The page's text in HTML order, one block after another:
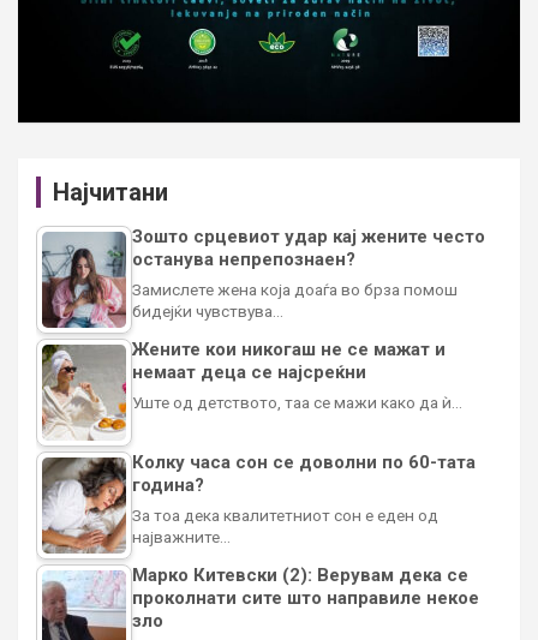
Најчитани
Зошто срцевиот удар кај жените често
останува непрепознаен?
Замислете жена која доаѓа во брза помош
бидејќи чувствува…
Жените кои никогаш не се мажат и
немаат деца се најсреќни
Уште од детството, таа се мажи како да ѝ…
Колку часа сон се доволни по 60-тата
година?
За тоа дека квалитетниот сон е еден од
најважните…
Марко Китевски (2): Верувам дека се
проколнати сите што направиле некое
зло